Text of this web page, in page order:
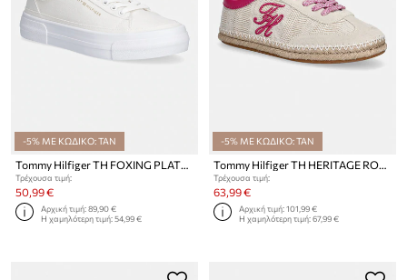
-5% ΜΕ ΚΩΔΙΚΟ: TAN
Tommy Hilfiger TH FOXING PLATFORM CANVAS πάνινα sneakers Γυναικεία
Τρέχουσα τιμή:
50,99 €
Αρχική τιμή:89,90 €
Η χαμηλότερη τιμή:54,99 €
-5% ΜΕ ΚΩΔΙΚΟ: TAN
Tommy Hilfiger TH HERITAGE ROPE SNEAKER πάνινα sneakers Γυναικεία
Τρέχουσα τιμή:
63,99 €
Αρχική τιμή:101,99 €
Η χαμηλότερη τιμή:67,99 €